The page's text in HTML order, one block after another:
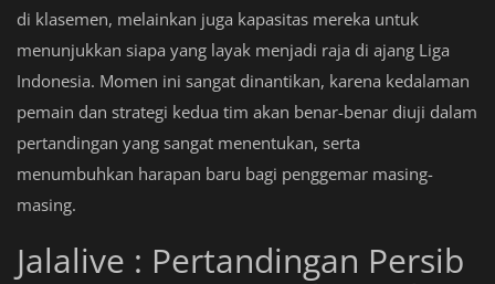
di klasemen, melainkan juga kapasitas mereka untuk
menunjukkan siapa yang layak menjadi raja di ajang Liga
Indonesia. Momen ini sangat dinantikan, karena kedalaman
pemain dan strategi kedua tim akan benar-benar diuji dalam
pertandingan yang sangat menentukan, serta
menumbuhkan harapan baru bagi penggemar masing-
masing.
Jalalive : Pertandingan Persib